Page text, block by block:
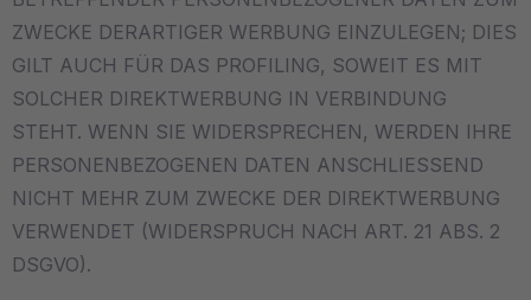
ZWECKE DERARTIGER WERBUNG EINZULEGEN; DIES
GILT AUCH FÜR DAS PROFILING, SOWEIT ES MIT
SOLCHER DIREKTWERBUNG IN VERBINDUNG
STEHT. WENN SIE WIDERSPRECHEN, WERDEN IHRE
PERSONENBEZOGENEN DATEN ANSCHLIESSEND
NICHT MEHR ZUM ZWECKE DER DIREKTWERBUNG
VERWENDET (WIDERSPRUCH NACH ART. 21 ABS. 2
DSGVO).